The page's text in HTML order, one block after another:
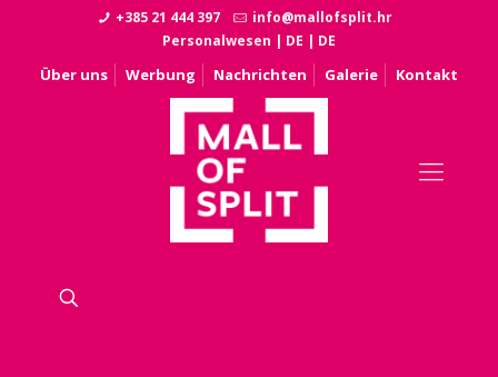
+385 21 444 397
info@mallofsplit.hr
Personalwesen | DE | DE
Über uns Werbung Nachrichten Galerie Kontakt